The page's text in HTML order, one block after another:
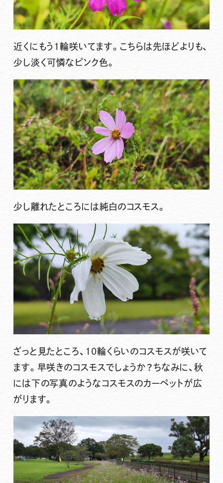
近くにもう1輪咲いてます。こちらは先ほどよりも、
少し淡く可憐なピンク色。
少し離れたところには純白のコスモス。
ざっと見たところ、10輪くらいのコスモスが咲いて
ます。早咲きのコスモスでしょうか？ちなみに、秋
には下の写真のようなコスモスのカーペットが広
がります。